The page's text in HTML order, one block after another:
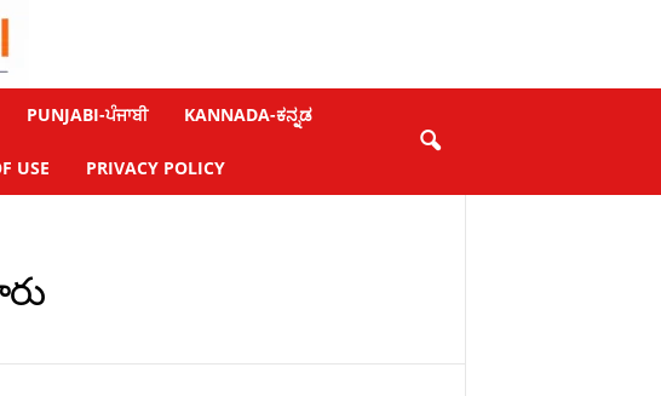
PUNJABI-ਪੰਜਾਬੀ KANNADA-ಕನ್ನಡ
USE PRIVACY POLICY